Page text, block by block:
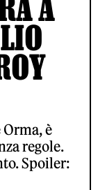
A
è
regole.
Spoiler: